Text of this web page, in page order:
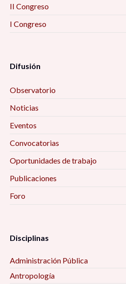
Presentación del libro
turismo. Desafíos y
Conversatorio «La vida en
Ciudad de México, São
Bogotá» 12:00 pm
Número Especial de la revista
pm
Taller «Las emociones no
cuentan!» 4:00 pm
II Congreso
I Congreso
Difusión
Observatorio
Noticias
Eventos
Convocatorias
Oportunidades de trabajo
Publicaciones
Foro
Disciplinas
Administración Pública
Antropología